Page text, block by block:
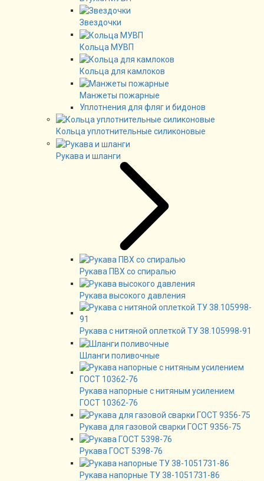
Звездочки
Кольца МУВП
Кольца для камлоков
Манжеты пожарные
Уплотнения для фляг и бидонов
Кольца уплотнительные силиконовые
Рукава и шланги
Рукава ПВХ со спиралью
Рукава высокого давления
Рукава с нитяной оплеткой ТУ 38.105998-91
Шланги поливочные
Рукава напорные с нитяным усилением
ГОСТ 10362-76
Рукава для газовой сварки ГОСТ 9356-75
Рукава ГОСТ 5398-76
Рукава напорные ТУ 38-1051731-86